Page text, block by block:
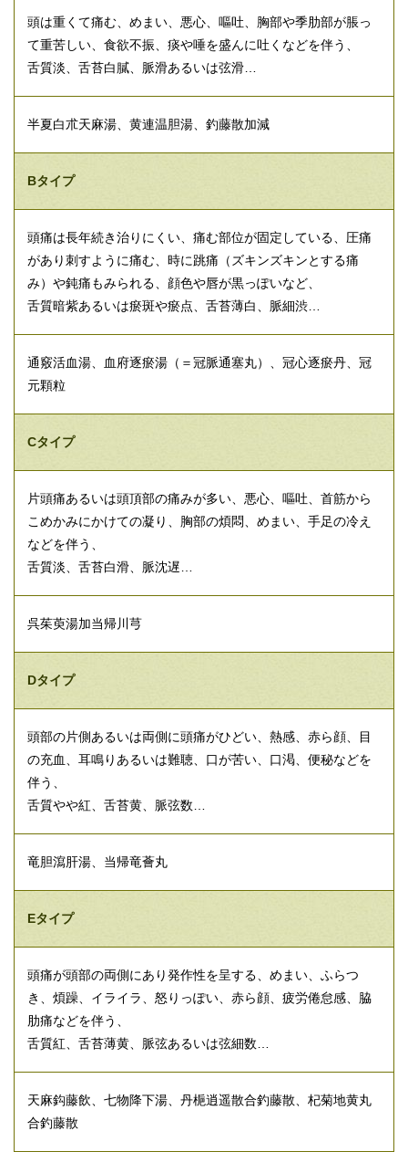
頭は重くて痛む、めまい、悪心、嘔吐、胸部や季肋部が脹っ
て重苦しい、食欲不振、痰や唾を盛んに吐くなどを伴う、
舌質淡、舌苔白膩、脈滑あるいは弦滑…
半夏白朮天麻湯、黄連温胆湯、釣藤散加減
Bタイプ
頭痛は長年続き治りにくい、痛む部位が固定している、圧痛
があり刺すように痛む、時に跳痛（ズキンズキンとする痛
み）や鈍痛もみられる、顔色や唇が黒っぽいなど、
舌質暗紫あるいは瘀斑や瘀点、舌苔薄白、脈細渋…
通竅活血湯、血府逐瘀湯（＝冠脈通塞丸）、冠心逐瘀丹、冠
元顆粒
Cタイプ
片頭痛あるいは頭頂部の痛みが多い、悪心、嘔吐、首筋から
こめかみにかけての凝り、胸部の煩悶、めまい、手足の冷え
などを伴う、
舌質淡、舌苔白滑、脈沈遅…
呉茱萸湯加当帰川芎
Dタイプ
頭部の片側あるいは両側に頭痛がひどい、熱感、赤ら顔、目
の充血、耳鳴りあるいは難聴、口が苦い、口渇、便秘などを
伴う、
舌質やや紅、舌苔黄、脈弦数…
竜胆瀉肝湯、当帰竜薈丸
Eタイプ
頭痛が頭部の両側にあり発作性を呈する、めまい、ふらつ
き、煩躁、イライラ、怒りっぽい、赤ら顔、疲労倦怠感、脇
肋痛などを伴う、
舌質紅、舌苔薄黄、脈弦あるいは弦細数…
天麻鈎藤飲、七物降下湯、丹梔逍遥散合釣藤散、杞菊地黄丸
合釣藤散